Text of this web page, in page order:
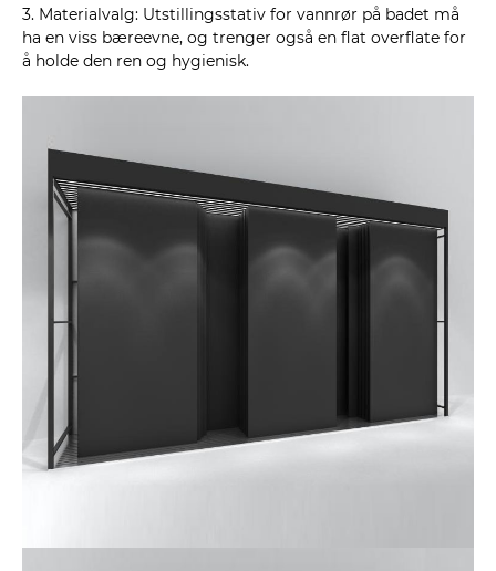
3. Materialvalg: Utstillingsstativ for vannrør på badet må
ha en viss bæreevne, og trenger også en flat overflate for
å holde den ren og hygienisk.